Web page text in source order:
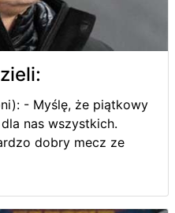
- Myślę, że piątkowy
nas wszystkich.
dobry mecz ze